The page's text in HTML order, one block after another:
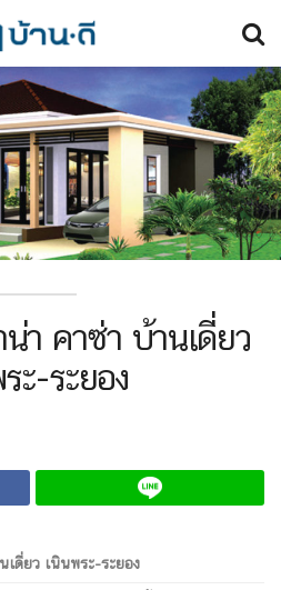
น่า คาซ่า บ้านเดี่ยว
ะ-ระยอง
เดี่ยว เนินพระ-ระยอง